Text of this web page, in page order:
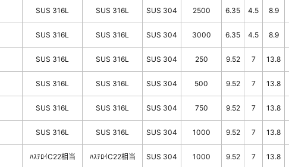
SUS 316L SUS 316L SUS 304 2500 6.35 4.5 8.9
SUS 316L SUS 316L SUS 304 3000 6.35 4.5 8.9
SUS 316L SUS 316L SUS 304 250 9.52 7 13.8
SUS 316L SUS 316L SUS 304 500 9.52 7 13.8
SUS 316L SUS 316L SUS 304 750 9.52 7 13.8
SUS 316L SUS 316L SUS 304 1000 9.52 7 13.8
ﾊｽﾃﾛｲC22相当 ﾊｽﾃﾛｲC22相当 SUS 304 1000 9.52 7 13.8